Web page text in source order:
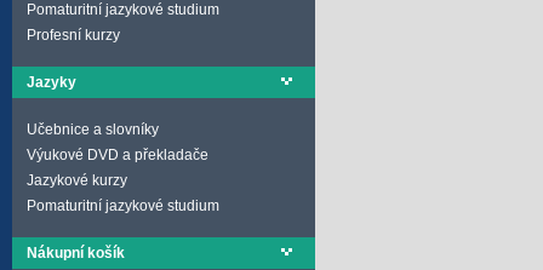
Pomaturitní jazykové studium
Profesní kurzy
Jazyky
Učebnice a slovníky
Výukové DVD a překladače
Jazykové kurzy
Pomaturitní jazykové studium
Nákupní košík